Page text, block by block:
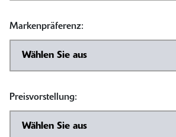
Markenpräferenz:
Preisvorstellung: